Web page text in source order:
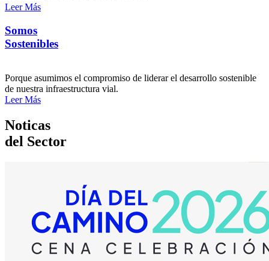
Leer Más
Somos
Sostenibles
Porque asumimos el compromiso de liderar el desarrollo sostenible
de nuestra infraestructura vial.
Leer Más
Noticas
del Sector